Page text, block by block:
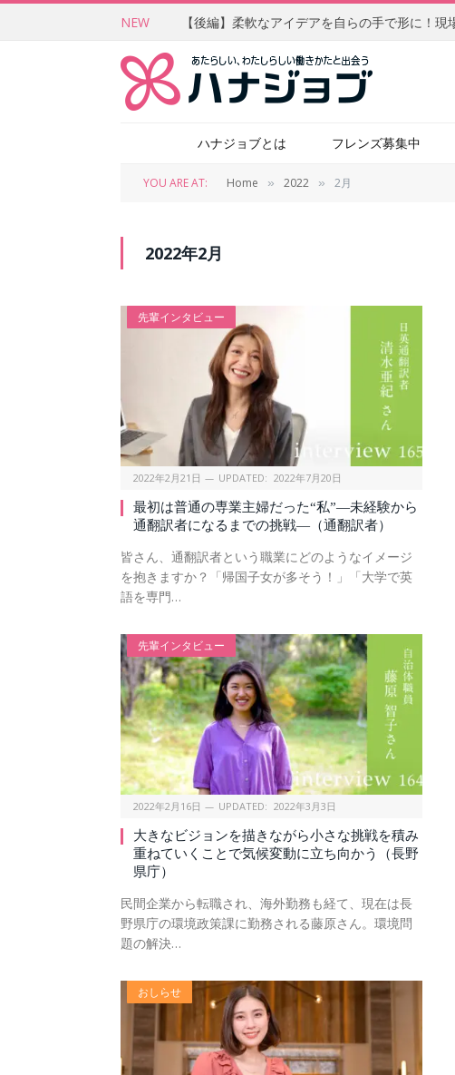
NEW
ハナジョブとは フレンズ募集中
YOU ARE AT: Home » 2022 » 2月
2022年2月
先輩インタビュー
2022年2月21日 UPDATED: 2022年7月20日
最初は普通の専業主婦だった“私”―未経験から
通翻訳者になるまでの挑戦―（通翻訳者）
皆さん、通翻訳者という職業にどのようなイメージ
を抱きますか？「帰国子女が多そう！」「大学で英
語を専門…
先輩インタビュー
2022年2月16日 UPDATED: 2022年3月3日
大きなビジョンを描きながら小さな挑戦を積み
重ねていくことで気候変動に立ち向かう（長野
県庁）
民間企業から転職され、海外勤務も経て、現在は長
野県庁の環境政策課に勤務される藤原さん。環境問
題の解決…
おしらせ